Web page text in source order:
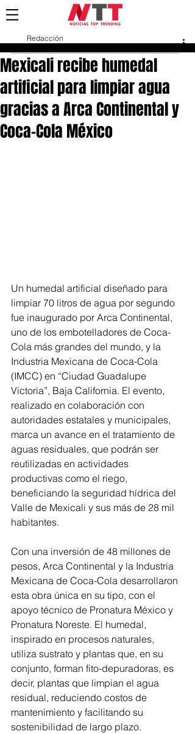
Mexicali recibe humedal
artificial para limpiar agua
gracias a Arca Continental y
Coca-Cola México
Redacción
Un humedal artificial diseñado para
limpiar 70 litros de agua por segundo
fue inaugurado por Arca Continental,
uno de los embotelladores de Coca-
Cola más grandes del mundo, y la
Industria Mexicana de Coca-Cola
(IMCC) en “Ciudad Guadalupe
Victoria”, Baja California. El evento,
realizado en colaboración con
autoridades estatales y municipales,
marca un avance en el tratamiento de
aguas residuales, que podrán ser
reutilizadas en actividades
productivas como el riego,
beneficiando la seguridad hídrica del
Valle de Mexicali y sus más de 28 mil
habitantes.
Con una inversión de 48 millones de
pesos, Arca Continental y la Industria
Mexicana de Coca-Cola desarrollaron
esta obra única en su tipo, con el
apoyo técnico de Pronatura México y
Pronatura Noreste. El humedal,
inspirado en procesos naturales,
utiliza sustrato y plantas que, en su
conjunto, forman fito-depuradoras, es
decir, plantas que limpian el agua
residual, reduciendo costos de
mantenimiento y facilitando su
sostenibilidad de largo plazo.